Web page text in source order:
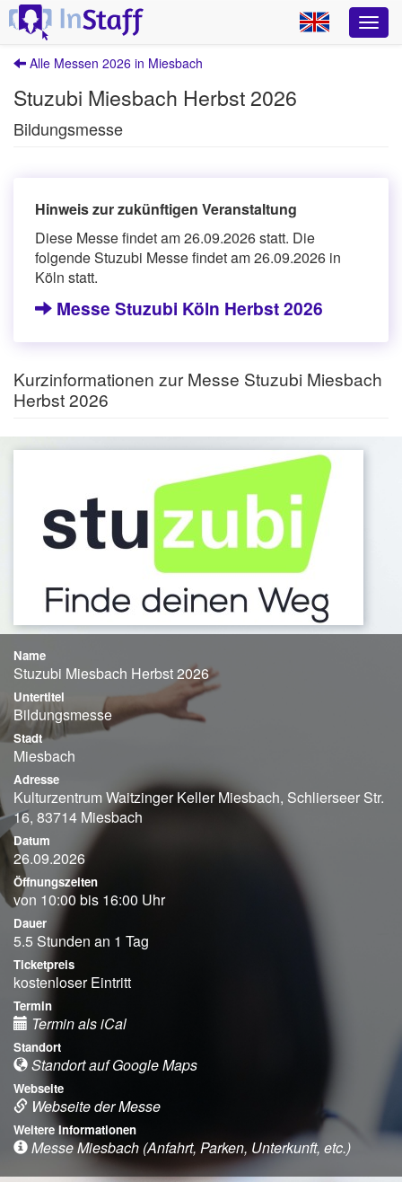
Alle Messen 2026 in Miesbach
Stuzubi Miesbach Herbst 2026
Bildungsmesse
Hinweis zur zukünftigen Veranstaltung
Diese Messe findet am 26.09.2026 statt. Die
folgende Stuzubi Messe findet am 26.09.2026 in
Köln statt.
Messe Stuzubi Köln Herbst 2026
Kurzinformationen zur Messe Stuzubi Miesbach
Herbst 2026
Name
Stuzubi Miesbach Herbst 2026
Untertitel
Bildungsmesse
Stadt
Miesbach
Adresse
Kulturzentrum Waitzinger Keller Miesbach, Schlierseer Str.
16, 83714 Miesbach
Datum
26.09.2026
Öffnungszeiten
von 10:00 bis 16:00 Uhr
Dauer
5.5 Stunden an 1 Tag
Ticketpreis
kostenloser Eintritt
Termin
Termin als iCal
Standort
Standort auf Google Maps
Webseite
Webseite der Messe
Weitere Informationen
Messe Miesbach (Anfahrt, Parken, Unterkunft, etc.)